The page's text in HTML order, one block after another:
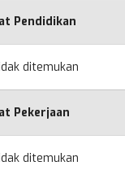
Pendidikan
ditemukan
Pekerjaan
ditemukan